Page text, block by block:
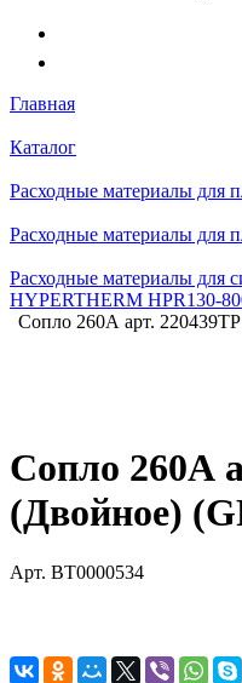
Главная
Каталог
Расходные материалы для
Расходные материалы для
Расходные материалы для
HYPERTHERM HPR130-
Сопло 260А арт.
Сопло 260А
(Двойное)
Арт. BT0000534